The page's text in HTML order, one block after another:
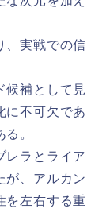
、実戦での信
候補として見
に不可欠であ
。
レラとライア
が、アルカン
を左右する重